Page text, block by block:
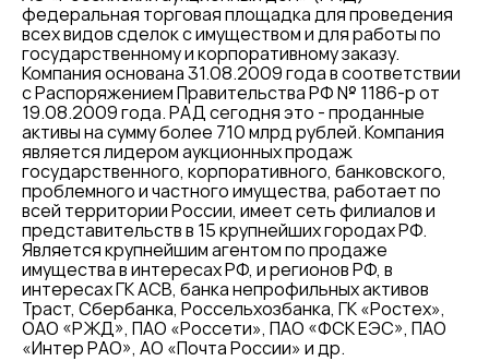
федеральная торговая площадка для проведения
всех видов сделок с имуществом и для работы по
государственному и корпоративному заказу.
Компания основана 31.08.2009 года в соответствии
с Распоряжением Правительства РФ № 1186-р от
19.08.2009 года. РАД сегодня это - проданные
активы на сумму более 710 млрд рублей. Компания
является лидером аукционных продаж
государственного, корпоративного, банковского,
проблемного и частного имущества, работает по
всей территории России, имеет сеть филиалов и
представительств в 15 крупнейших городах РФ.
Является крупнейшим агентом по продаже
имущества в интересах РФ, и регионов РФ, в
интересах ГК АСВ, банка непрофильных активов
Траст, Сбербанка, Россельхозбанка, ГК «Ростех»,
ОАО «РЖД», ПАО «Россети», ПАО «ФСК ЕЭС», ПАО
«Интер РАО», АО «Почта России» и др.